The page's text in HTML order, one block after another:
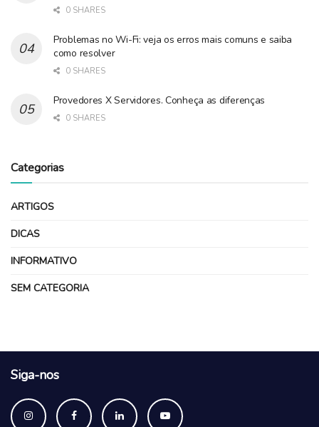
0 SHARES
Problemas no Wi-Fi: veja os erros mais comuns e saiba
como resolver
0 SHARES
Provedores X Servidores. Conheça as diferenças
0 SHARES
Categorias
ARTIGOS
DICAS
INFORMATIVO
SEM CATEGORIA
Siga-nos